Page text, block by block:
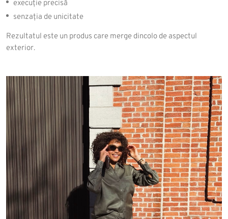
execuție precisă
senzația de unicitate
Rezultatul este un produs care merge dincolo de aspectul
exterior.